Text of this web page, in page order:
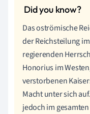
Das oströmische
der Reichsteilung
regierenden
Honorius im
verstorbenen
Macht unter sich
jedoch im